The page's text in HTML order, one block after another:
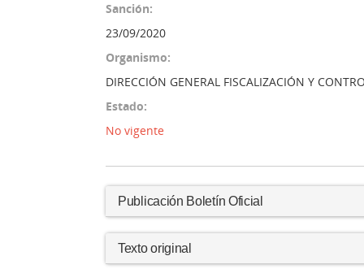
Sanción:
23/09/2020
Organismo:
DIRECCIÓN GENERAL FISCALIZACIÓN Y
Estado:
No vigente
Publicación Boletín Oficial
Texto original